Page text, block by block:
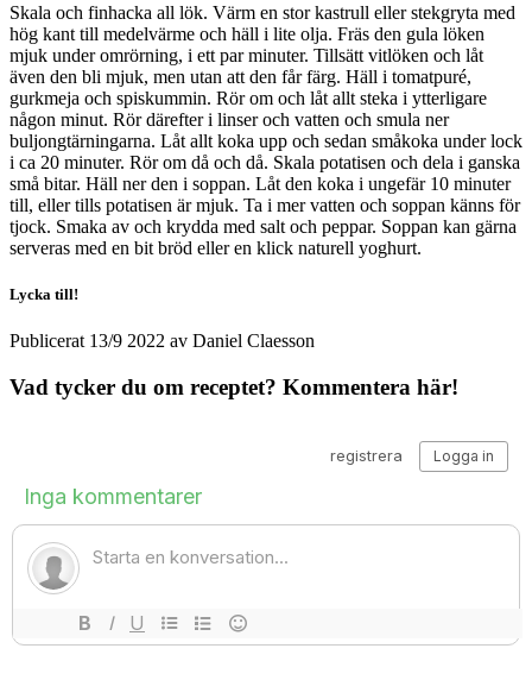
Skala och finhacka all lök. Värm en stor kastrull eller stekgryta med
hög kant till medelvärme och häll i lite olja. Fräs den gula löken
mjuk under omrörning, i ett par minuter. Tillsätt vitlöken och låt
även den bli mjuk, men utan att den får färg. Häll i tomatpuré,
gurkmeja och spiskummin. Rör om och låt allt steka i ytterligare
någon minut. Rör därefter i linser och vatten och smula ner
buljongtärningarna. Låt allt koka upp och sedan småkoka under lock
i ca 20 minuter. Rör om då och då. Skala potatisen och dela i ganska
små bitar. Häll ner den i soppan. Låt den koka i ungefär 10 minuter
till, eller tills potatisen är mjuk. Ta i mer vatten och soppan känns för
tjock. Smaka av och krydda med salt och peppar. Soppan kan gärna
serveras med en bit bröd eller en klick naturell yoghurt.
Lycka till!
Publicerat 13/9 2022 av Daniel Claesson
Vad tycker du om receptet? Kommentera här!